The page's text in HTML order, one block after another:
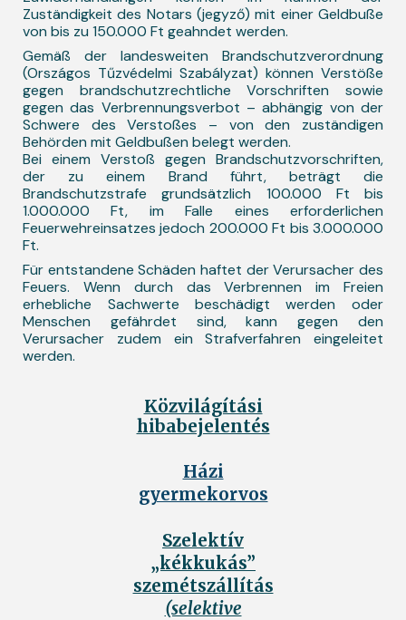
Zuständigkeit des Notars (jegyző) mit einer Geldbuße
von bis zu 150.000 Ft geahndet werden.
Gemäß der landesweiten Brandschutzverordnung
(Országos Tűzvédelmi Szabályzat) können Verstöße
gegen brandschutzrechtliche Vorschriften sowie
gegen das Verbrennungsverbot – abhängig von der
Schwere des Verstoßes – von den zuständigen
Behörden mit Geldbußen belegt werden.
Bei einem Verstoß gegen Brandschutzvorschriften,
der zu einem Brand führt, beträgt die
Brandschutzstrafe grundsätzlich 100.000 Ft bis
1.000.000 Ft, im Falle eines erforderlichen
Feuerwehreinsatzes jedoch 200.000 Ft bis 3.000.000
Ft.
Für entstandene Schäden haftet der Verursacher des
Feuers. Wenn durch das Verbrennen im Freien
erhebliche Sachwerte beschädigt werden oder
Menschen gefährdet sind, kann gegen den
Verursacher zudem ein Strafverfahren eingeleitet
werden.
Közvilágítási
hibabejelentés
Házi
gyermekorvos
Szelektív
„kékkukás”
szemétszállítás
(selektive